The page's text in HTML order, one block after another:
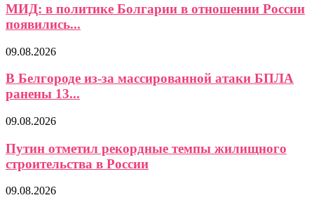
МИД: в политике Болгарии в отношении России
появились...
09.08.2026
В Белгороде из-за массированной атаки БПЛА
ранены 13...
09.08.2026
Путин отметил рекордные темпы жилищного
строительства в России
09.08.2026